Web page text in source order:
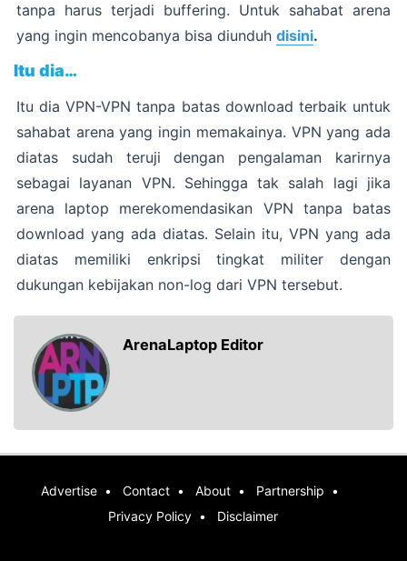
tanpa harus terjadi buffering. Untuk sahabat arena
yang ingin mencobanya bisa diunduh disini.
Itu dia…
Itu dia VPN-VPN tanpa batas download terbaik untuk
sahabat arena yang ingin memakainya. VPN yang ada
diatas sudah teruji dengan pengalaman karirnya
sebagai layanan VPN. Sehingga tak salah lagi jika
arena laptop merekomendasikan VPN tanpa batas
download yang ada diatas. Selain itu, VPN yang ada
diatas memiliki enkripsi tingkat militer dengan
dukungan kebijakan non-log dari VPN tersebut.
ArenaLaptop Editor
Advertise Contact About
Partnership
Privacy Policy
Disclaimer